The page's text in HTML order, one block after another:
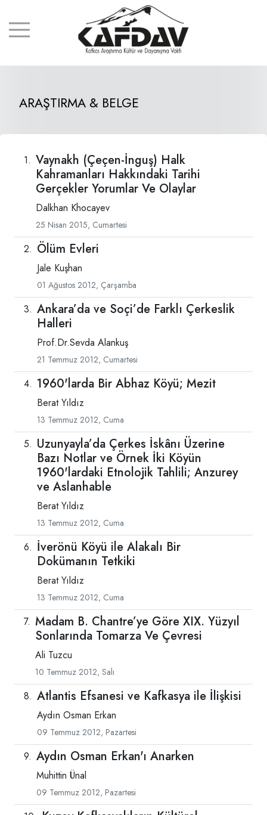
ARAŞTIRMA & BELGE
Vaynakh (Çeçen-İnguş) Halk
Kahramanları Hakkındaki Tarihi
Gerçekler Yorumlar Ve Olaylar
Dalkhan Khocayev
25 Nisan 2015, Cumartesi
Ölüm Evleri
Jale Kuşhan
01 Ağustos 2012, Çarşamba
Ankara’da ve Soçi’de Farklı Çerkeslik
Halleri
Prof.Dr.Sevda Alankuş
21 Temmuz 2012, Cumartesi
1960'larda Bir Abhaz Köyü; Mezit
Berat Yıldız
13 Temmuz 2012, Cuma
Uzunyayla’da Çerkes İskânı Üzerine
Bazı Notlar ve Örnek İki Köyün
1960'lardaki Etnolojik Tahlili; Anzurey
ve Aslanhable
Berat Yıldız
13 Temmuz 2012, Cuma
İverönü Köyü ile Alakalı Bir
Dokümanın Tetkiki
Berat Yıldız
13 Temmuz 2012, Cuma
Madam B. Chantre’ye Göre XIX. Yüzyıl
Sonlarında Tomarza Ve Çevresi
Ali Tuzcu
10 Temmuz 2012, Salı
Atlantis Efsanesi ve Kafkasya ile İlişkisi
Aydın Osman Erkan
09 Temmuz 2012, Pazartesi
Aydın Osman Erkan'ı Anarken
Muhittin Ünal
09 Temmuz 2012, Pazartesi